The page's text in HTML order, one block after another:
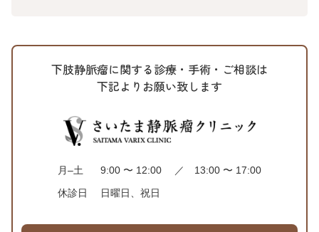
下肢静脈瘤に関する診療・手術・ご相談は
下記よりお願い致します
月–土
9:00 〜 12:00 ／ 13:00 〜 17:00
休診日
日曜日、祝日